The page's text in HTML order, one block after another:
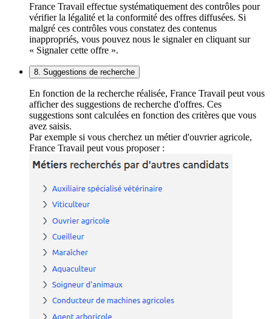
France Travail effectue systématiquement des contrôles pour
vérifier la légalité et la conformité des offres diffusées. Si
malgré ces contrôles vous constatez des contenus
inappropriés, vous pouvez nous le signaler en cliquant sur
« Signaler cette offre ».
8. Suggestions de recherche
En fonction de la recherche réalisée, France Travail peut vous
afficher des suggestions de recherche d'offres. Ces
suggestions sont calculées en fonction des critères que vous
avez saisis.
Par exemple si vous cherchez un métier d'ouvrier agricole,
France Travail peut vous proposer :